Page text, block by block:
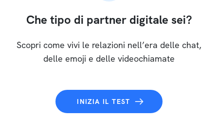
Che tipo di partner digitale sei?
Scopri come vivi le relazioni nell’era delle chat,
delle emoji e delle videochiamate
INIZIA IL TEST